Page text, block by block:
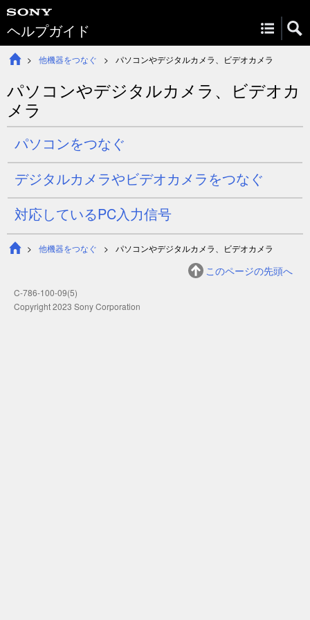
ヘルプガイド
他機器をつなぐ パソコンやデジタルカメラ、ビデオカメラ
パソコンやデジタルカメラ、ビデオカ
メラ
パソコンをつなぐ
デジタルカメラやビデオカメラをつなぐ
対応しているPC入力信号
他機器をつなぐ パソコンやデジタルカメラ、ビデオカメラ
このページの先頭へ
C-786-100-09(5)
Copyright 2023 Sony Corporation